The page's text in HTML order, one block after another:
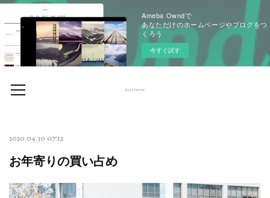
Ameba Owndで
あなただけのホームページやブログをつ
くろう
今すぐ試す
2020.04.30 07:12
お年寄りの買い占め